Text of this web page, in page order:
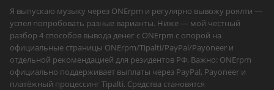
Я выпускаю музыку через ONErpm и регулярно вывожу роялти —
успел попробовать разные варианты. Ниже — мой честный
разбор 4 способов вывода денег с ONErpm с опорой на
официальные страницы ONErpm/Tipalti/PayPal/Payoneer и
отдельной рекомендацией для резидентов РФ. Важно: ONErpm
официально поддерживает выплаты через PayPal, Payoneer и
платёжный процессинг Tipalti. Средства становятся